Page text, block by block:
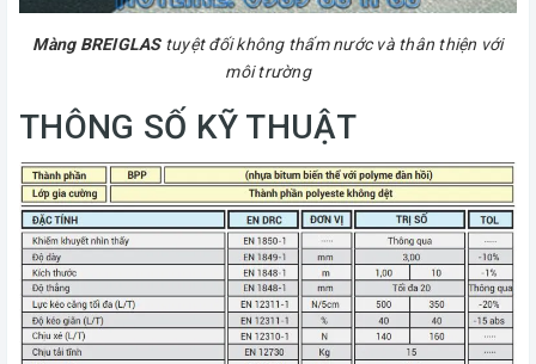
Màng BREIGLAStuyệt đối không thấm nước và thân thiện với
môi trường
THÔNG SỐ KỸ THUẬT